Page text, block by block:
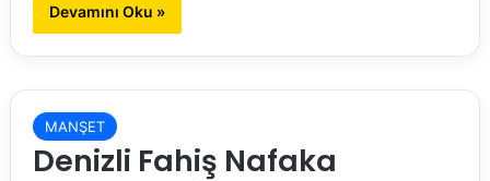
Devamını Oku »
MANŞET
Denizli Fahiş Nafaka